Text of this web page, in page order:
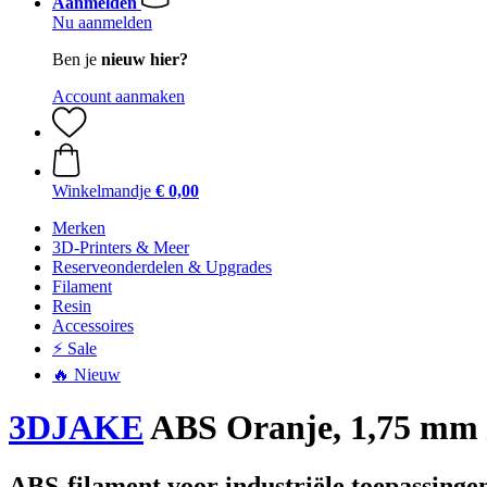
Nu aanmelden
Ben je nieuw hier?
Account aanmaken
Winkelmandje € 0,00
Merken
3D-Printers & Meer
Reserveonderdelen & Upgrades
Filament
Resin
Accessoires
⚡ Sale
🔥 Nieuw
3DJAKEABS Oranje, 1,75 mm